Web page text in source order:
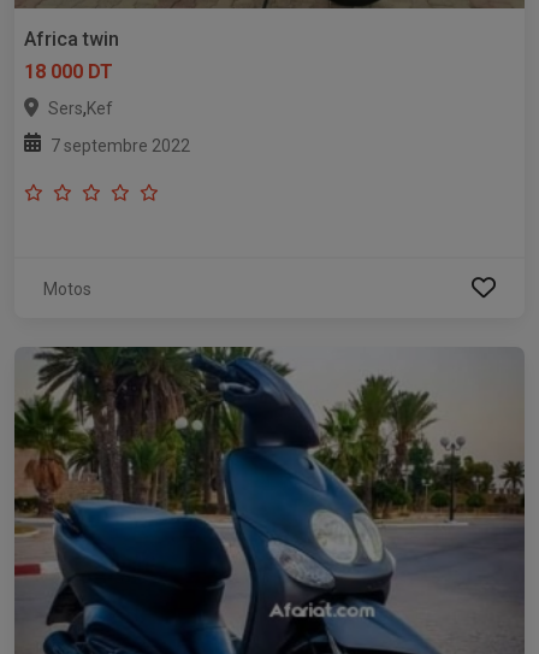
Africa twin
18 000 DT
Sers,Kef
7 septembre 2022
Motos